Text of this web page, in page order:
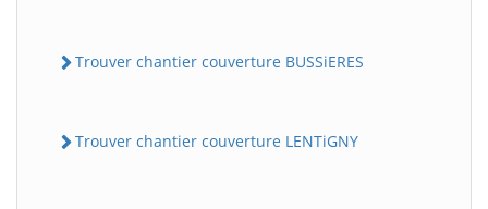
Trouver chantier couverture BUSSiERES
Trouver chantier couverture LENTiGNY